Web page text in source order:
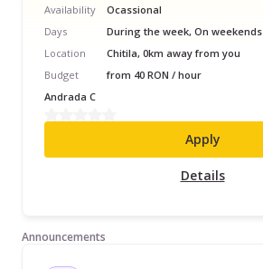
Availability
Ocassional
Days
During the week, On weekends
Location
Chitila, 0km away from you
Budget
from 40 RON / hour
Andrada C
Apply
Details
Announcements